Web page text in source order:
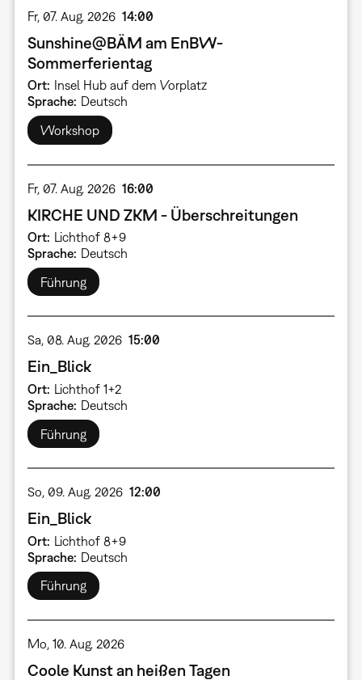
Fr, 07. Aug. 2026 14:00
Sunshine@BÄM am EnBW-
Sommerferientag
Ort
Insel Hub auf dem Vorplatz
Sprache
Deutsch
Workshop
Fr, 07. Aug. 2026 16:00
KIRCHE UND ZKM - Überschreitungen
Ort Lichthof 8+9
Sprache Deutsch
Führung
Sa, 08. Aug. 2026 15:00
Ein_Blick
Ort Lichthof 1+2
Sprache Deutsch
Führung
So, 09. Aug. 2026 12:00
Ein_Blick
Ort Lichthof 8+9
Sprache Deutsch
Führung
Mo, 10. Aug. 2026
Coole Kunst an heißen Tagen